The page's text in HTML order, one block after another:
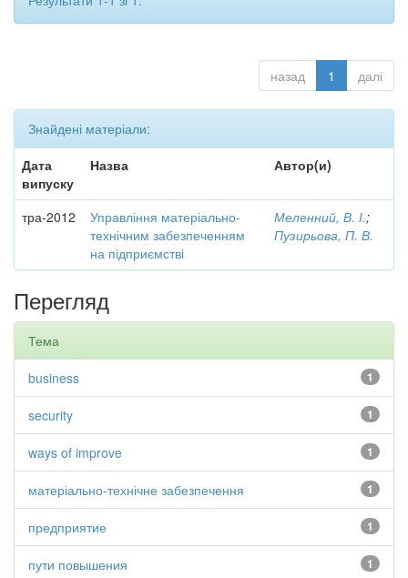
назад 1 далі
Знайдені матеріали:
Дата
випуску
Назва Автор(и)
тра-2012
Управління матеріально-
технічним забезпеченням
на підприємстві
Меленний, В. І.;
Пузирьова, П. В.
Перегляд
Тема
1
business
1
security
1
ways of improve
1
матеріально-технічне забезпечення
1
предприятие
1
пути повышения